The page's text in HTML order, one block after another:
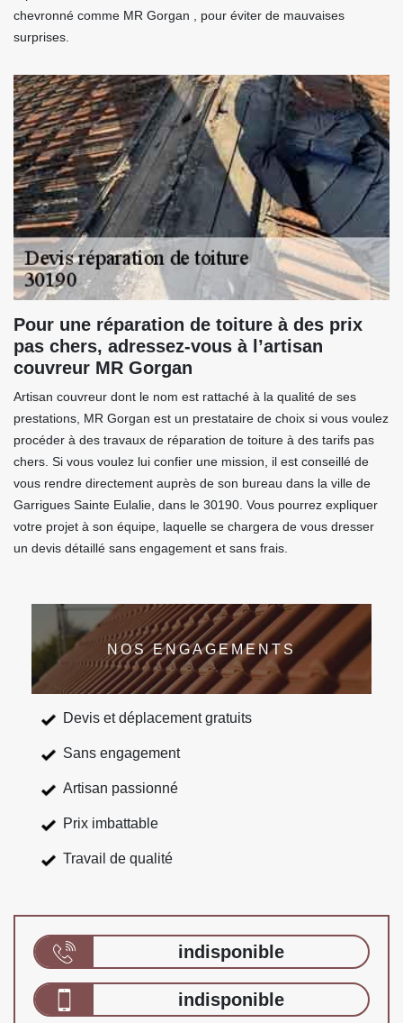
chevronné comme MR Gorgan , pour éviter de mauvaises
surprises.
Pour une réparation de toiture à des prix
pas chers, adressez-vous à l’artisan
couvreur MR Gorgan
Artisan couvreur dont le nom est rattaché à la qualité de ses
prestations, MR Gorgan est un prestataire de choix si vous voulez
procéder à des travaux de réparation de toiture à des tarifs pas
chers. Si vous voulez lui confier une mission, il est conseillé de
vous rendre directement auprès de son bureau dans la ville de
Garrigues Sainte Eulalie, dans le 30190. Vous pourrez expliquer
votre projet à son équipe, laquelle se chargera de vous dresser
un devis détaillé sans engagement et sans frais.
NOS ENGAGEMENTS
Devis et déplacement gratuits
Sans engagement
Artisan passionné
Prix imbattable
Travail de qualité
indisponible
indisponible